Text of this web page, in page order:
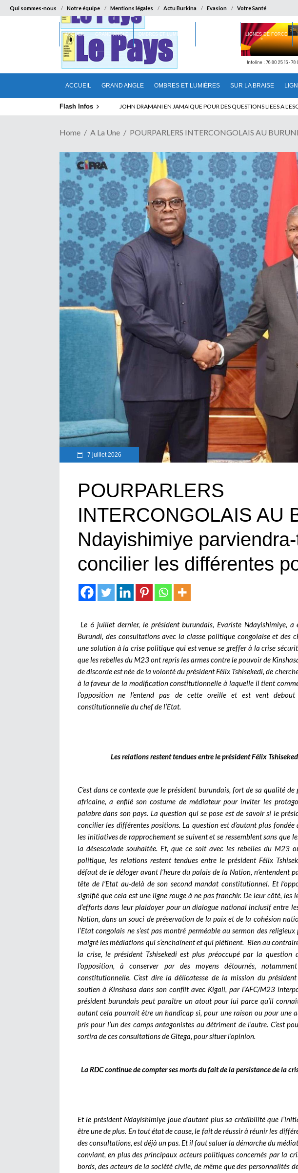
Qui sommes-nous Notre équipe Mentions légales Actu Burkina Evasion Votre Santé
ACCUEIL GRAND ANGLE OMBRES ET LUMIÈRES SUR LA BRAISE
ACCUEIL GRAND ANGLE OMBRES ET LUMIÈRES LIGNES DE FORCE
Flash Infos ELECTION DE TALON A LA TETE DU SENAT BENINOIS : Quand
Home A La Une POURPARLERS INTERCONGOLAIS AU
7 juillet 2026
POURPARLERS
INTERCONGOLAIS AU
Ndayishimiye
concilier les différentes
Le 6 juillet dernier, le président burundais, Evariste Ndayishimiye,
Burundi, des consultations avec la classe politique congolaise et des
une solution à la crise politique qui est venue se greffer à la crise
que les rebelles du M23 ont repris les armes contre le pouvoir de
de discorde est née de la volonté du président Félix Tshisekedi, de
à la faveur de la modification constitutionnelle à laquelle il tient
l’opposition ne l’entend pas de cette oreille et est vent
constitutionnelle du chef de l’Etat.
Les relations restent tendues entre le président Félix
C’est dans ce contexte que le président burundais, fort de sa qualité de
africaine, a enfilé son costume de médiateur pour inviter les
palabre dans son pays. La question qui se pose est de savoir si le
concilier les différentes positions. La question est d’autant plus fondée
les initiatives de rapprochement se suivent et se ressemblent sans que
la désescalade souhaitée. Et, que ce soit avec les rebelles du M23
politique, les relations restent tendues entre le président Félix
défaut de le déloger avant l’heure du palais de la Nation, n’entendent
tête de l’Etat au-delà de son second mandat constitutionnel. Et
signifié que cela est une ligne rouge à ne pas franchir. De leur côté, les
d’efforts dans leur plaidoyer pour un dialogue national inclusif entre
Nation, dans un souci de préservation de la paix et de la cohésion
l’Etat congolais ne s’est pas montré perméable au sermon des
malgré les médiations qui s’enchaînent et qui piétinent. Bien au
la crise, le président Tshisekedi est plus préoccupé par la question
l’opposition, à conserver par des moyens détournés,
constitutionnelle. C’est dire la délicatesse de la mission du
soutien à Kinshasa dans son conflit avec Kigali, par l’AFC/M23
président burundais peut paraître un atout pour lui parce qu’il
autant cela pourrait être un handicap si, pour une raison ou pour une
pris pour l’un des camps antagonistes au détriment de l’autre. C’est
sortira de ces consultations de Gitega, pour situer l’opinion.
La RDC continue de compter ses morts du fait de la persistance de la
Et le président Ndayishimiye joue d’autant plus sa crédibilité que
être une de plus. En tout état de cause, le fait de réussir à réunir les
des consultations, est déjà un pas. Et il faut saluer la démarche du
conviant, en plus des principaux acteurs politiques concernés par la
bords, des acteurs de la société civile, de même que des personnalités